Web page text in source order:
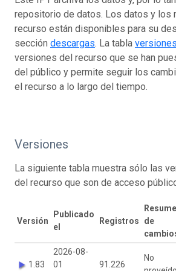
repositorio de datos. Los datos y los
recurso están disponibles para su
sección descargas. La tabla versiones
versiones del recurso que se han
del público y permite seguir los
el recurso a lo largo del tiempo.
Versiones
La siguiente tabla muestra sólo las
del recurso que son de acceso
Versión
Publicado
el
Registros
de
1.83
2026-08-
01
91.226
No